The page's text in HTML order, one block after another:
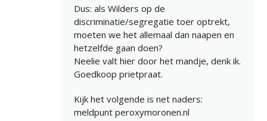
Dus: als Wilders op de
discriminatie/segregatie toer optrekt,
moeten we het allemaal dan naapen en
hetzelfde gaan doen?
Neelie valt hier door het mandje, denk ik.
Goedkoop prietpraat.
Kijk het volgende is net naders:
meldpunt peroxymoronen.nl